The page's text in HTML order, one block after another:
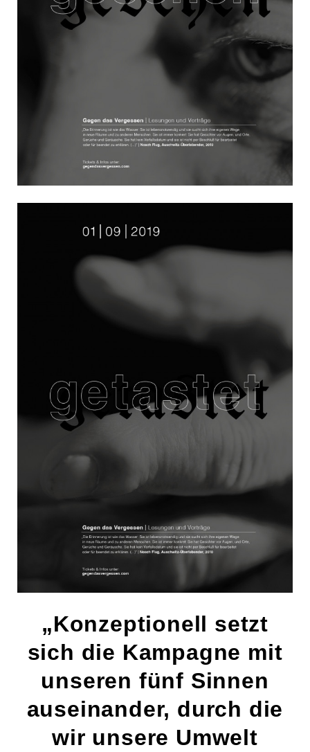
„Konzeptionell setzt
sich die Kampagne mit
unseren fünf Sinnen
auseinander, durch die
wir unsere Umwelt